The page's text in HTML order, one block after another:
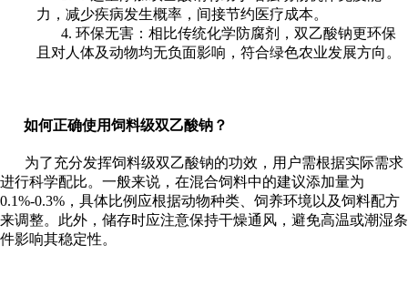
力，减少疾病发生概率，间接节约医疗成本。
4. 环保无害：相比传统化学防腐剂，双乙酸钠更环保
且对人体及动物均无负面影响，符合绿色农业发展方向。
如何正确使用饲料级双乙酸钠？
为了充分发挥饲料级双乙酸钠的功效，用户需根据实际需求
进行科学配比。一般来说，在混合饲料中的建议添加量为
0.1%-0.3%，具体比例应根据动物种类、饲养环境以及饲料配方
来调整。此外，储存时应注意保持干燥通风，避免高温或潮湿条
件影响其稳定性。